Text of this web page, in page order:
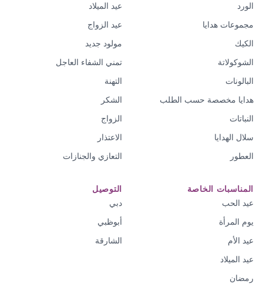
الورد
مجموعات هدايا
الكيك
الشوكولاتة
البالونات
هدايا مخصصة حسب الطلب
النباتات
سلال الهدايا
العطور
عيد الميلاد
عيد الزواج
مولود جديد
تمني الشفاء العاجل
التهنة
الشكر
الزواج
الاعتذار
التعازي والجنازات
المناسبات الخاصة
عيد الحب
يوم المرأة
عيد الأم
عيد الميلاد
رمضان
التوصيل
دبي
أبوظبي
الشارقة